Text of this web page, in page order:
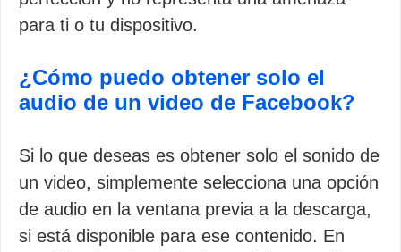
para ti o tu dispositivo.
¿Cómo puedo obtener solo el
audio de un video de Facebook?
Si lo que deseas es obtener solo el sonido de
un video, simplemente selecciona una opción
de audio en la ventana previa a la descarga,
si está disponible para ese contenido. En